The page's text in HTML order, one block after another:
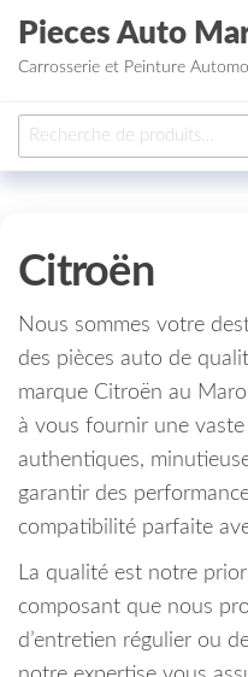
Aller au contenu
Pieces Auto
Carrosserie et Peinture
Recherche pour :
Citroën
Nous sommes votre
des pièces auto de
marque Citroën au
à vous fournir une
authentiques,
garantir des
compatibilité parfaite
La qualité est notre
composant que nous
d’entretien régulier ou